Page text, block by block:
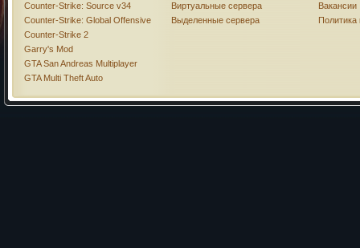
Counter-Strike: Source v34
Counter-Strike: Global Offensive
Counter-Strike 2
Garry's Mod
GTA San Andreas Multiplayer
GTA Multi Theft Auto
Виртуальные сервера
Выделенные сервера
Вакансии
Политика